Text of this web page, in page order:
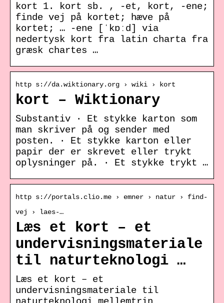
kort 1. kort sb. , -et, kort, -ene;
finde vej på kortet; hæve på
kortet; … -ene [ˈkɒːd] via
nedertysk kort fra latin charta fra
græsk chartes …
http s://da.wiktionary.org › wiki › kort
kort – Wiktionary
Substantiv · Et stykke karton som
man skriver på og sender med
posten. · Et stykke karton eller
papir der er skrevet eller trykt
oplysninger på. · Et stykke trykt …
http s://portals.clio.me › emner › natur › find-
vej › laes-…
Læs et kort – et
undervisningsmateriale
til naturteknologi …
Læs et kort – et
undervisningsmateriale til